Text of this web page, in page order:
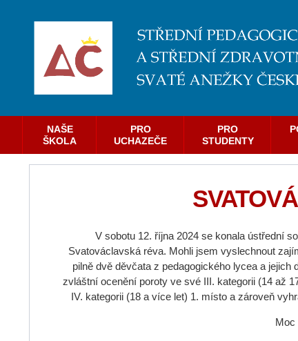
V sobotu 12. října 2024 se konala ústřední
Svatováclavská réva. Mohli jsem vyslechnout
pilně dvě děvčata z pedagogického lycea a
zvláštní ocenění poroty ve své III. kategorii (14 až
IV. kategorii (18 a více let) 1. místo a zároveň
Moc
NAŠE
ŠKOLA
PRO
UCHAZEČE
PRO
STUDENTY